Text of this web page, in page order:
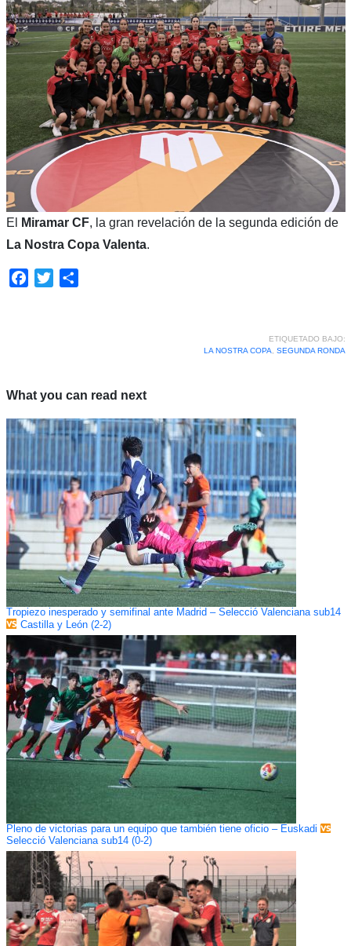
El Miramar CF, la gran revelación de la segunda edición de
La Nostra Copa Valenta.
Facebook
Twitter
ETIQUETADO BAJO:
LA NOSTRA COPA, SEGUNDA RONDA
What you can read next
Tropiezo inesperado y semifinal ante Madrid – Selecció Valenciana sub14
Castilla y León (2-2)
Pleno de victorias para un equipo que también tiene oficio – Euskadi
Selecció Valenciana sub14 (0-2)